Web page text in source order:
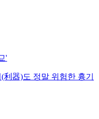
'
器)도 정말 위험한 흉기